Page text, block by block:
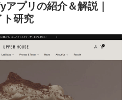
プリの紹介＆解説｜
ト研究